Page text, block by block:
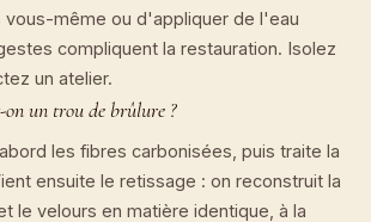
vous-même ou d'appliquer de l'eau
compliquent la restauration. Isolez
un atelier.
un trou de brûlure ?
les fibres carbonisées, puis traite la
ensuite le retissage : on reconstruit la
le velours en matière identique, à la